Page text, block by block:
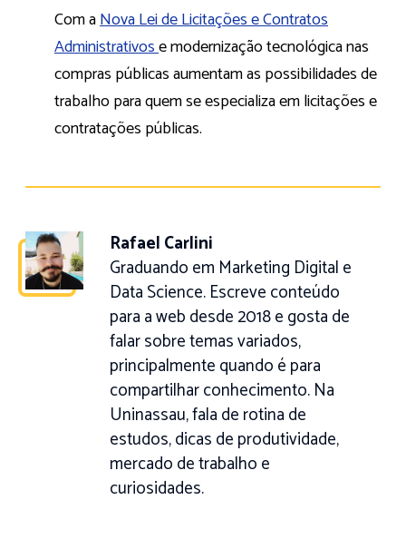
Com aNova Lei de Licitações e Contratos
Administrativose modernização tecnológica nas
compras públicas aumentam as possibilidades de
trabalho para quem se especializa em licitações e
contratações públicas.
Rafael Carlini
Graduando em Marketing Digital e
Data Science. Escreve conteúdo
para a web desde 2018 e gosta de
falar sobre temas variados,
principalmente quando é para
compartilhar conhecimento. Na
Uninassau, fala de rotina de
estudos, dicas de produtividade,
mercado de trabalho e
curiosidades.